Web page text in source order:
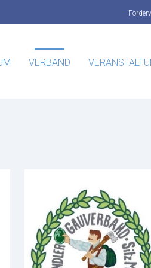
VERBAND